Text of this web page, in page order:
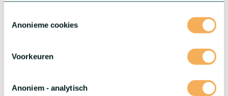
Anonieme cookies
Voorkeuren
Anoniem - analytisch